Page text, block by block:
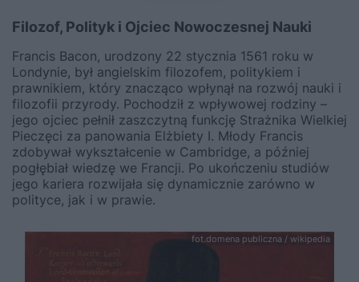
Filozof, Polityk i Ojciec Nowoczesnej Nauki
Francis Bacon, urodzony 22 stycznia 1561 roku w
Londynie, był angielskim filozofem, politykiem i
prawnikiem, który znacząco wpłynął na rozwój nauki i
filozofii przyrody. Pochodził z wpływowej rodziny –
jego ojciec pełnił zaszczytną funkcję Strażnika Wielkiej
Pieczęci za panowania Elżbiety I. Młody Francis
zdobywał wykształcenie w Cambridge, a później
pogłębiał wiedzę we Francji. Po ukończeniu studiów
jego kariera rozwijała się dynamicznie zarówno w
polityce, jak i w prawie.
fot.domena publiczna / wikipedia